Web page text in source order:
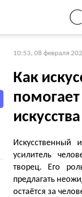
10:53, 08 февраля
Как
искусства
Искусственный
усилитель
творец. Его
предлагать
остаётся за